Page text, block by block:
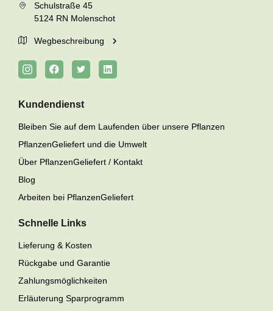
Schulstraße 45
5124 RN Molenschot
Wegbeschreibung
Kundendienst
Bleiben Sie auf dem Laufenden über unsere Pflanzen
PflanzenGeliefert und die Umwelt
Über PflanzenGeliefert / Kontakt
Blog
Arbeiten bei PflanzenGeliefert
Schnelle Links
Lieferung & Kosten
Rückgabe und Garantie
Zahlungsmöglichkeiten
Erläuterung Sparprogramm